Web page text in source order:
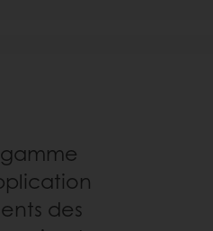
des